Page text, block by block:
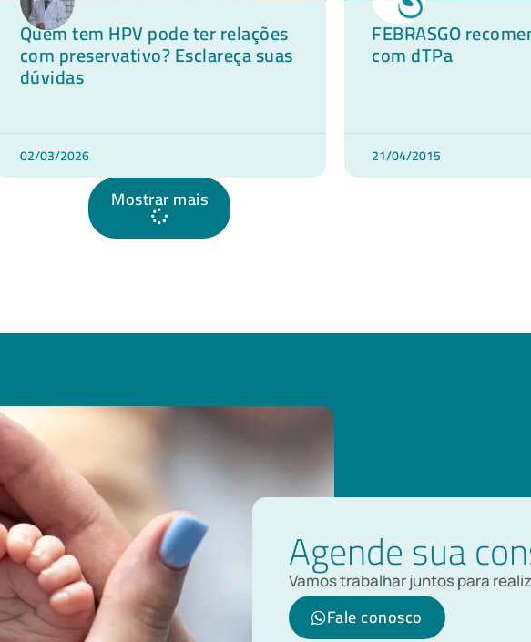
Quem tem HPV pode ter relações
com preservativo? Esclareça suas
dúvidas
02/03/2026
FEBRASGO
com dTPa
21/04/2015
Mostrar mais
Agende sua
Vamos trabalhar juntos para
Fale conosco